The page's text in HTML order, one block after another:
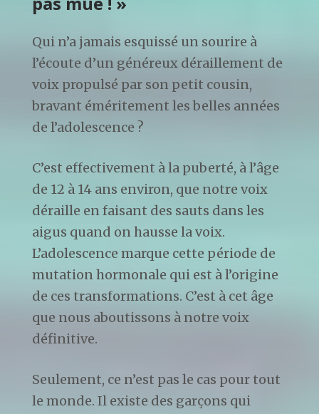
Qui n’a jamais esquissé un sourire à
l’écoute d’un généreux déraillement de
voix propulsé par son petit cousin,
bravant éméritement les belles années
de l’adolescence ?
C’est effectivement à la puberté, à l’âge
de 12 à 14 ans environ, que notre voix
déraille en faisant des sauts dans les
aigus quand on hausse la voix.
L’adolescence marque cette période de
mutation hormonale qui est à l’origine
de ces transformations. C’est à cet âge
que nous aboutissons à notre voix
définitive.
Seulement, ce n’est pas le cas pour tout
le monde. Il existe des garçons qui